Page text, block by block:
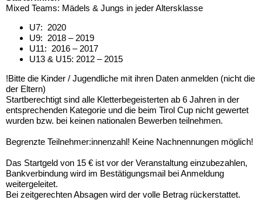
Mixed Teams: Mädels & Jungs in jeder Altersklasse
U7: 2020
U9: 2018 – 2019
U11: 2016 – 2017
U13 & U15: 2012 – 2015
!Bitte die Kinder / Jugendliche mit ihren Daten anmelden (nicht die
der Eltern)
Startberechtigt sind alle Kletterbegeisterten ab 6 Jahren in der
entsprechenden Kategorie und die beim Tirol Cup nicht gewertet
wurden bzw. bei keinen nationalen Bewerben teilnehmen.
Begrenzte Teilnehmer:innenzahl! Keine Nachnennungen möglich!
Das Startgeld von 15 € ist vor der Veranstaltung einzubezahlen,
Bankverbindung wird im Bestätigungsmail bei Anmeldung
weitergeleitet.
Bei zeitgerechten Absagen wird der volle Betrag rückerstattet.